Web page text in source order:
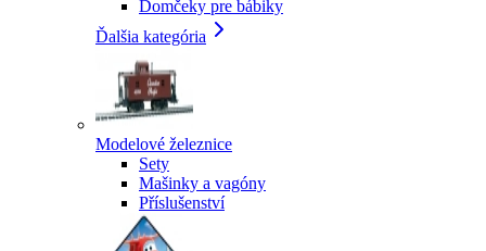
Domčeky pre bábiky
Ďalšia kategória
Modelové železnice
Sety
Mašinky a vagóny
Příslušenství